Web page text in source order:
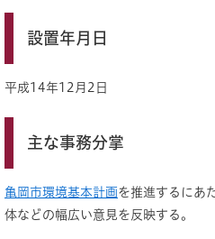
設置年月日
平成14年12月2日
主な事務分掌
亀岡市環境基本計画を推進するにあ
体などの幅広い意見を反映する。